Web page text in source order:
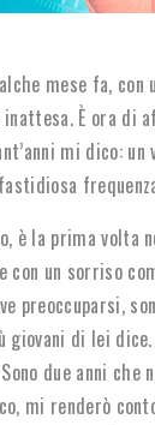
mese fa, con
inattesa. È ora di
mi dico:
è la prima
con un sorriso
preoccuparsi,
giovani di lei
due anni che
mi renderò